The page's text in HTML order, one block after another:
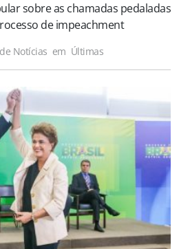
sobre as chamadas pedaladas
de impeachment
Notícias em Últimas